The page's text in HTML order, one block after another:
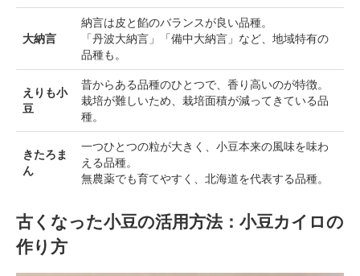
大納言
納言は皮と餡のバランスが良い品種。
「丹波大納言」「備中大納言」など、地域特有の
品種も。
えりも小
豆
昔からある品種のひとつで、香り高いのが特徴。
栽培が難しいため、栽培面積が減ってきている品
種。
きたろま
ん
一つひとつの粒が大きく、小豆本来の風味を味わ
える品種。
無農薬でも育てやすく、北海道を代表する品種。
古くなった小豆の活用方法：小豆カイロの
作り方